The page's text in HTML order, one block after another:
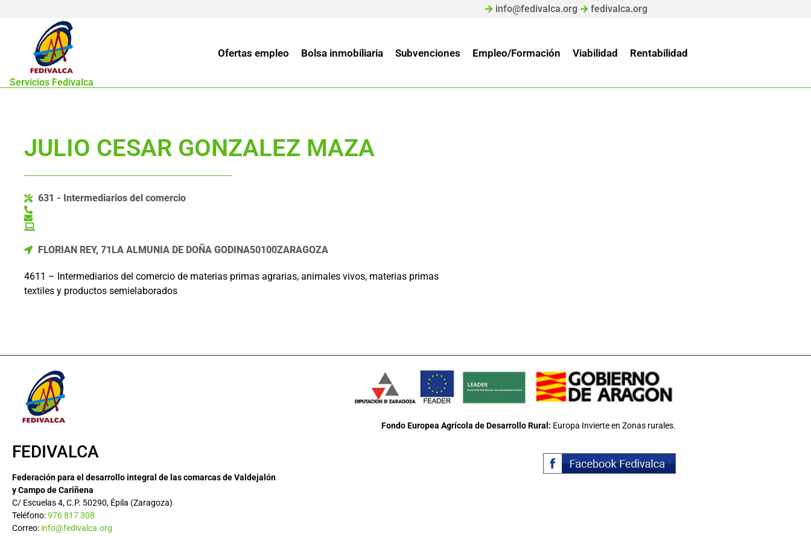
info@fedivalca.org fedivalca.org
Servicios Fedivalca
Ofertas empleo Bolsa inmobiliaria Subvenciones Empleo/Formación Viabilidad Rentabilidad
JULIO CESAR GONZALEZ MAZA
631 - Intermediarios del comercio
FLORIAN REY, 71LA ALMUNIA DE DOÑA GODINA50100ZARAGOZA
4611 – Intermediarios del comercio de materias primas agrarias, animales vivos, materias primas
textiles y productos semielaborados
FEDIVALCA
Federación para el desarrollo integral de las comarcas de Valdejalón
y Campo de Cariñena
C/ Escuelas 4, C.P. 50290, Épila (Zaragoza)
Teléfono:976 817 308
Correo: info@fedivalca.org
Fondo Europea Agrícola de Desarrollo Rural: Europa Invierte en Zonas rurales.